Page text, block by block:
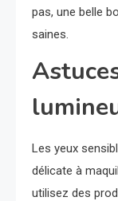
pas, une belle
saines.
Les yeux
délicate à
utilisez des